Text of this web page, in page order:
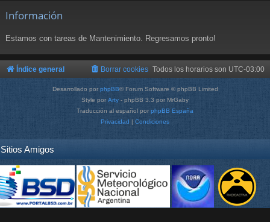
Información
Estamos con tareas de Mantenimiento. Regresamos pronto!
Índice general Todos los horarios son UTC-03:00
Borrar cookies
Desarrollado por phpBB® Forum Software © phpBB Limited
Style por Arty - phpBB 3.3 por MrGaby
Traducción al español por phpBB España
Privacidad | Condiciones
Sitios Amigos